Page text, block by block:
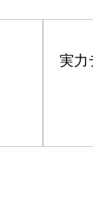
実力